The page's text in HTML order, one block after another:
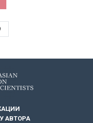
АВТОРА